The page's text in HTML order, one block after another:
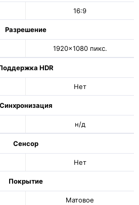
16:9
Разрешение
1920x1080 пикс.
HDR
Нет
Синхронизация
н/д
Сенсор
Нет
Покрытие
Матовое